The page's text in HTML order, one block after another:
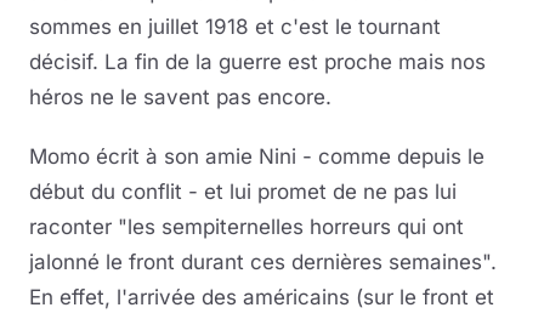
sommes en juillet 1918 et c'est le tournant
décisif. La fin de la guerre est proche mais nos
héros ne le savent pas encore.
Momo écrit à son amie Nini - comme depuis le
début du conflit - et lui promet de ne pas lui
raconter "les sempiternelles horreurs qui ont
jalonné le front durant ces dernières semaines".
En effet, l'arrivée des américains (sur le front et